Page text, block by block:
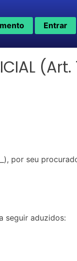
Entrar
por seu
seguir aduzidos: